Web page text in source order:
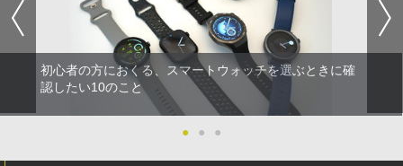
初心者の方におくる、スマートウォッチを選ぶときに確
認したい10のこと
● ● ●